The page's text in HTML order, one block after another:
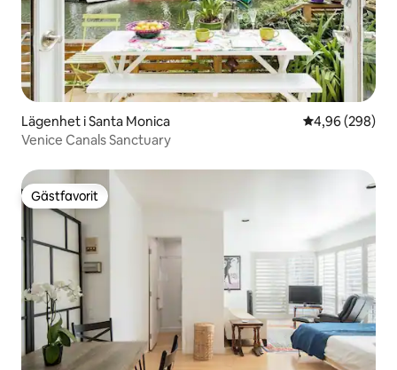
Lägenhet i Santa Monica 4,96 av 5 i
4,96 (298)
Venice Canals Sanctuary
Gästfavorit
Gästfavorit